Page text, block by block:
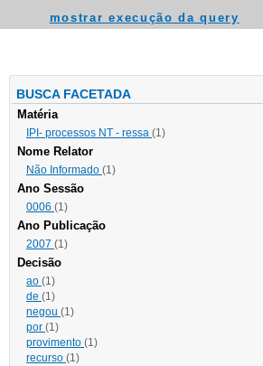
mostrar execução da query
BUSCA FACETADA
Matéria
IPI- processos NT - ressa (1)
Nome Relator
Não Informado (1)
Ano Sessão
0006 (1)
Ano Publicação
2007 (1)
Decisão
ao (1)
de (1)
negou (1)
por (1)
provimento (1)
recurso (1)